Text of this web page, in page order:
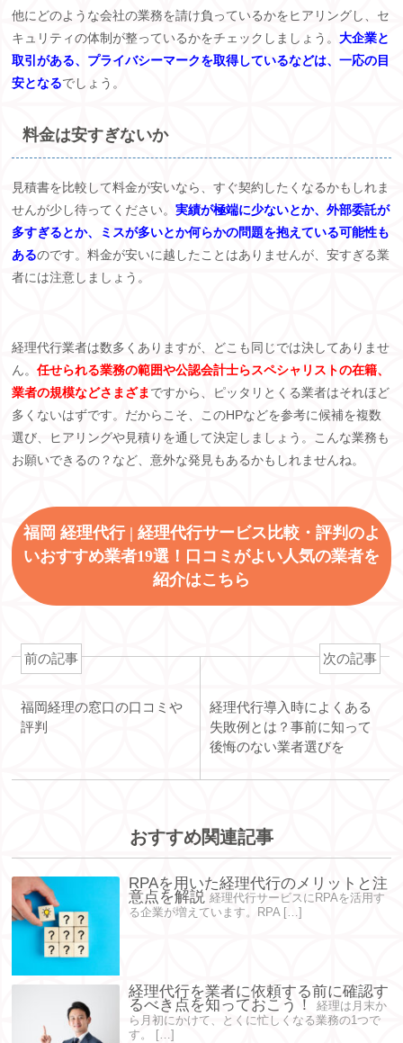
他にどのような会社の業務を請け負っているかをヒアリングし、セ
キュリティの体制が整っているかをチェックしましょう。大企業と
取引がある、プライバシーマークを取得しているなどは、一応の目
安となるでしょう。
料金は安すぎないか
見積書を比較して料金が安いなら、すぐ契約したくなるかもしれま
せんが少し待ってください。実績が極端に少ないとか、外部委託が
多すぎるとか、ミスが多いとか何らかの問題を抱えている可能性も
あるのです。料金が安いに越したことはありませんが、安すぎる業
者には注意しましょう。
経理代行業者は数多くありますが、どこも同じでは決してありませ
ん。任せられる業務の範囲や公認会計士らスペシャリストの在籍、
業者の規模などさまざまですから、ピッタリとくる業者はそれほど
多くないはずです。だからこそ、このHPなどを参考に候補を複数
選び、ヒアリングや見積りを通して決定しましょう。こんな業務も
お願いできるの？など、意外な発見もあるかもしれませんね。
福岡 経理代行 | 経理代行サービス比較・評判のよ
いおすすめ業者19選！口コミがよい人気の業者を
紹介はこちら
前の記事
福岡経理の窓口の口コミや
評判
次の記事
経理代行導入時によくある
失敗例とは？事前に知って
後悔のない業者選びを
おすすめ関連記事
RPAを用いた経理代行のメリットと注
意点を解説 経理代行サービスにRPAを活用す
る企業が増えています。RPA […]
経理代行を業者に依頼する前に確認す
るべき点を知っておこう！
経理は月末か
ら月初にかけて、とくに忙しくなる業務の1つで
す。 […]